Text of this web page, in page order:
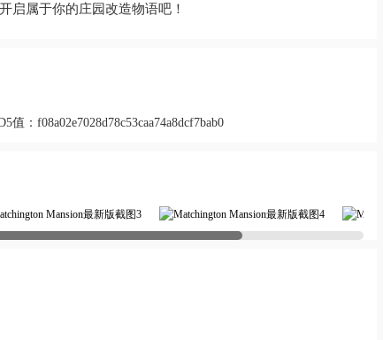
启属于你的庄园改造物语吧！
值： f08a02e7028d78c53caa74a8dcf7bab0